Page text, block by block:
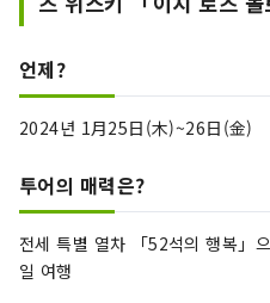
언제?
2024년 1⽉25⽇(⽊)~26⽇(⾦)
투어의 매력은?
전세 특별 열차 「52석의 행복」
일 여행